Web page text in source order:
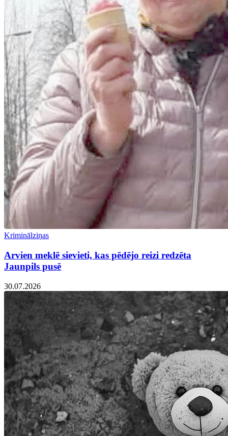
Kriminālziņas
Arvien meklē sievieti, kas pēdējo reizi redzēta
Jaunpils pusē
30.07.2026